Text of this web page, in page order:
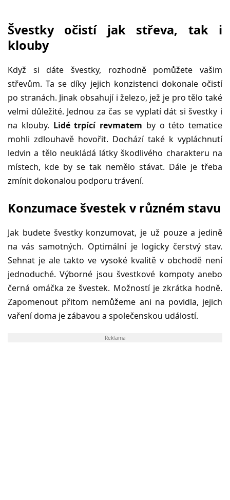
Švestky očistí jak střeva, tak i
klouby
Když si dáte švestky, rozhodně pomůžete vašim
střevům. Ta se díky jejich konzistenci dokonale očistí
po stranách. Jinak obsahují i železo, jež je pro tělo také
velmi důležité. Jednou za čas se vyplatí dát si švestky i
na klouby. Lidé trpící revmatem by o této tematice
mohli zdlouhavě hovořit. Dochází také k vypláchnutí
ledvin a tělo neukládá látky škodlivého charakteru na
místech, kde by se tak nemělo stávat. Dále je třeba
zmínit dokonalou podporu trávení.
Konzumace švestek v různém stavu
Jak budete švestky konzumovat, je už pouze a jedině
na vás samotných. Optimální je logicky čerstvý stav.
Sehnat je ale takto ve vysoké kvalitě v obchodě není
jednoduché. Výborné jsou švestkové kompoty anebo
černá omáčka ze švestek. Možností je zkrátka hodně.
Zapomenout přitom nemůžeme ani na povidla, jejich
vaření doma je zábavou a společenskou událostí.
Reklama